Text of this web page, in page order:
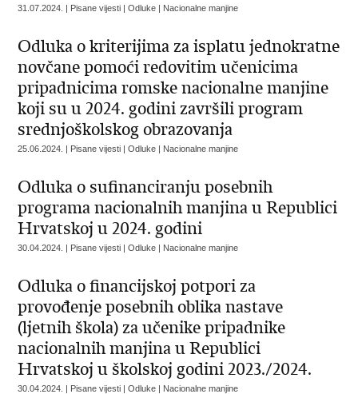
31.07.2024. | Pisane vijesti | Odluke | Nacionalne manjine
Odluka o kriterijima za isplatu jednokratne
novčane pomoći redovitim učenicima
pripadnicima romske nacionalne manjine
koji su u 2024. godini završili program
srednjoškolskog obrazovanja
25.06.2024. | Pisane vijesti | Odluke | Nacionalne manjine
Odluka o sufinanciranju posebnih
programa nacionalnih manjina u Republici
Hrvatskoj u 2024. godini
30.04.2024. | Pisane vijesti | Odluke | Nacionalne manjine
Odluka o financijskoj potpori za
provođenje posebnih oblika nastave
(ljetnih škola) za učenike pripadnike
nacionalnih manjina u Republici
Hrvatskoj u školskoj godini 2023./2024.
30.04.2024. | Pisane vijesti | Odluke | Nacionalne manjine